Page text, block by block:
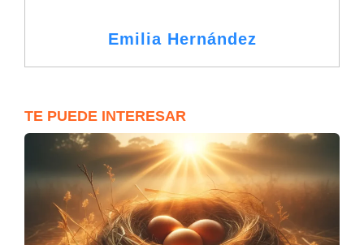
Emilia Hernández
TE PUEDE INTERESAR